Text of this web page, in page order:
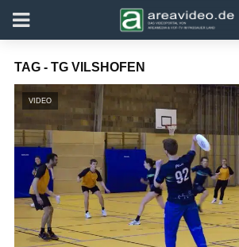
TAG - TG VILSHOFEN
VIDEO